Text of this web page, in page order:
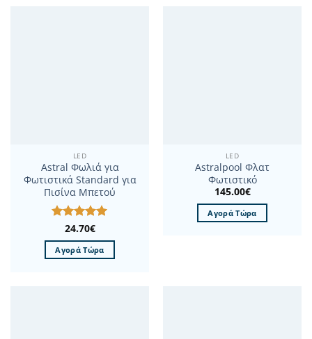
LED
Astral Φωλιά για
Φωτιστικά Standard για
Πισίνα Μπετού
Βαθμολογήθηκε
με5από 5
24.70€
Αγορά Τώρα
LED
Astralpool Φλατ
Φωτιστικό
145.00€
Αγορά Τώρα